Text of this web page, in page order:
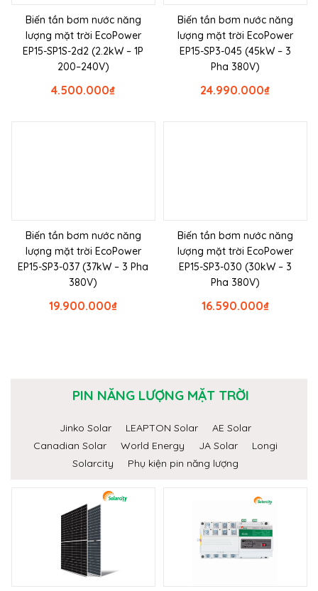
Biến tần bơm nước năng
lượng mặt trời EcoPower
EP15-SP1S-2d2 (2.2kW – 1P
200–240V)
₫
4.500.000
Biến tần bơm nước năng
lượng mặt trời EcoPower
EP15-SP3-045 (45kW – 3
Pha 380V)
₫
24.990.000
Biến tần bơm nước năng
lượng mặt trời EcoPower
EP15-SP3-037 (37kW – 3 Pha
380V)
₫
19.900.000
Biến tần bơm nước năng
lượng mặt trời EcoPower
EP15-SP3-030 (30kW – 3
Pha 380V)
₫
16.590.000
PIN NĂNG LƯỢNG MẶT TRỜI
Jinko Solar LEAPTON Solar
AE Solar
Canadian Solar
World Energy JA Solar
Longi
Solarcity
Phụ kiện pin năng lượng